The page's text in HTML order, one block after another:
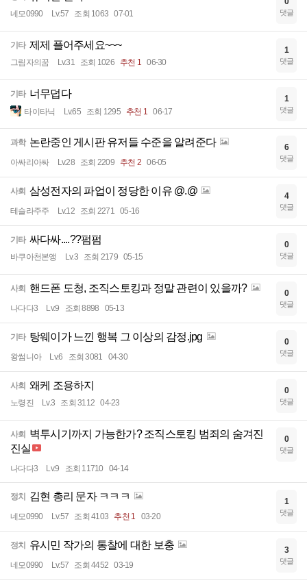
네모0990 Lv.57 조회 1063 07-01 댓글
기타 제제 플어주세요~~~
그림자의꿈 Lv.31 조회 1026 추천 1 06-30
1
댓글
기타 너무덥다
타이타닉 Lv.65 조회 1295 추천 1 06-17
1
댓글
과학 논란중인 게시판 유저들 수준을 알려준다
아싸리아싸 Lv.28 조회 2209 추천 2 06-05
6
댓글
사회 삼성전자의 파업이 정당한 이유 @.@
테슬라주주 Lv.12 조회 2271 05-16
4
댓글
기타 싸다싸....??펌펌
바쿠아천본앵 Lv.3 조회 2179 05-15
0
댓글
사회 핸드폰 도청, 조직스토킹과 정말 관련이 있을까?
나다다3 Lv.9 조회 8898 05-13
0
댓글
기타 탕웨이가 느낀 행복 그 이상의 감정.jpg
왕썸니아 Lv.6 조회 3081 04-30
0
댓글
사회 왜케 조용하지
노령진 Lv.3 조회 3112 04-23
0
댓글
사회
벽투시기까지 가능한가? 조직스토킹 범죄의 숨겨진
진실
나다다3 Lv.9 조회 11710 04-14
0
댓글
정치 김현 총리 문자 ㅋㅋㅋ
네모0990 Lv.57 조회 4103 추천 1 03-20
1
댓글
정치 유시민 작가의 통찰에 대한 보충
네모0990 Lv.57 조회 4452 03-19
3
댓글